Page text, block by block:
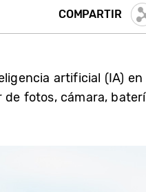
COMPARTIR
artificial (IA) en
de fotos, cámara,